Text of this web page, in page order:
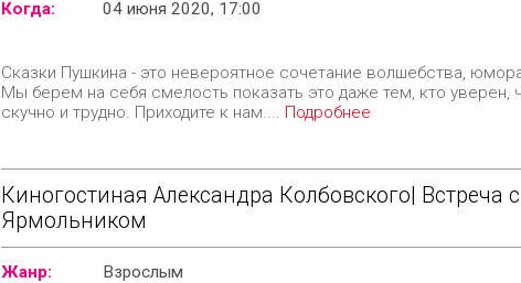
Когда:
04 июня 2020, 17:00
Сказки Пушкина - это невероятное сочетание волшебства,
Мы берем на себя смелость показать это даже тем, кто уверен,
скучно и трудно. Приходите к нам.... Подробнее
Киногостиная Александра Колбовского| Встреча
Ярмольником
Жанр:
Взрослым